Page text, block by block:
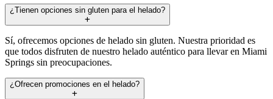
¿Tienen opciones sin gluten para el helado?
Sí, ofrecemos opciones de helado sin gluten. Nuestra prioridad es
que todos disfruten de nuestro helado auténtico para llevar en Miami
Springs sin preocupaciones.
¿Ofrecen promociones en el helado?